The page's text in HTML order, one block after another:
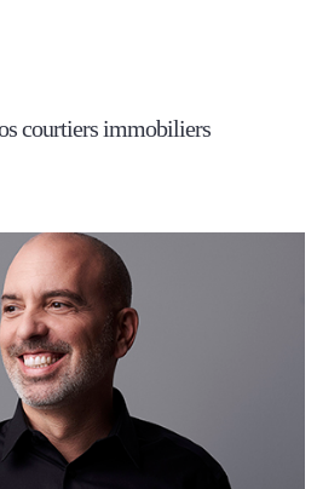
courtiers immobiliers